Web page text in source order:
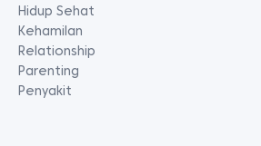
Hidup Sehat
Kehamilan
Relationship
Parenting
Penyakit